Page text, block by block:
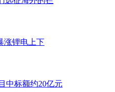
涨锂电上下
中标额约20亿元